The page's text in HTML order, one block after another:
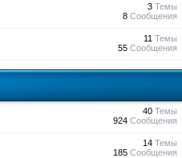
3Темы
8Сообщения
11 Темы
55Сообщения
40Темы
924Сообщения
14Темы
185Сообщения